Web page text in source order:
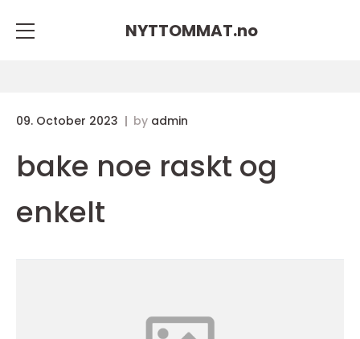
NYTTOMMAT.no
09. October 2023 by admin
bake noe raskt og
enkelt